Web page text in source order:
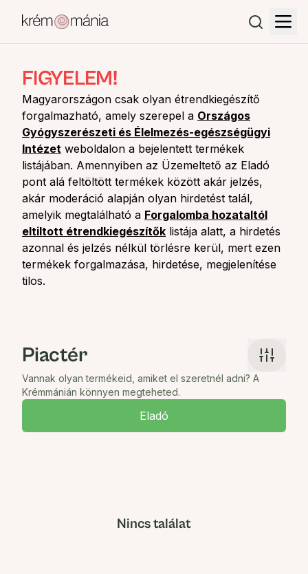
FIGYELEM!
Magyarországon csak olyan étrendkiegészítő
forgalmazható, amely szerepel a Országos
Gyógyszerészeti és Élelmezés-egészségügyi
Intézet weboldalon a bejelentett termékek
listájában. Amennyiben az Üzemeltető az Eladó
pont alá feltöltött termékek között akár jelzés,
akár moderáció alapján olyan hirdetést talál,
amelyik megtalálható a Forgalomba hozataltól
eltiltott étrendkiegészítők listája alatt, a hirdetés
azonnal és jelzés nélkül törlésre kerül, mert ezen
termékek forgalmazása, hirdetése, megjelenítése
tilos.
Piactér
Vannak olyan termékeid, amiket el szeretnél adni? A
Krémmánián könnyen megteheted.
Eladó
Nincs találat